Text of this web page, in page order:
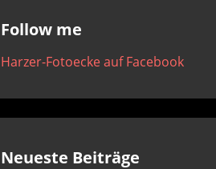
Follow me
Harzer-Fotoecke auf Facebook
Neueste Beiträge